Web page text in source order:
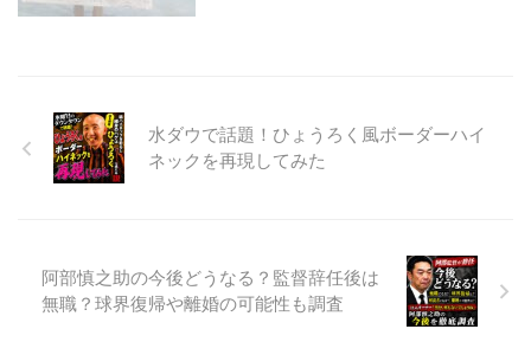
水ダウで話題！ひょうろく風ボーダーハイ
ネックを再現してみた
阿部慎之助の今後どうなる？監督辞任後は
無職？球界復帰や離婚の可能性も調査